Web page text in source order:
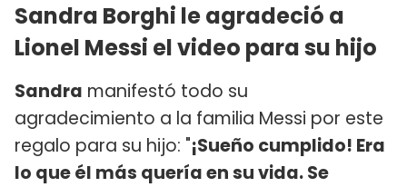
Sandra Borghi le agradeció a
Lionel Messi el video para su hijo
Sandra manifestó todo su
agradecimiento a la familia Messi por este
regalo para su hijo: "¡Sueño cumplido! Era
lo que él más quería en su vida. Se